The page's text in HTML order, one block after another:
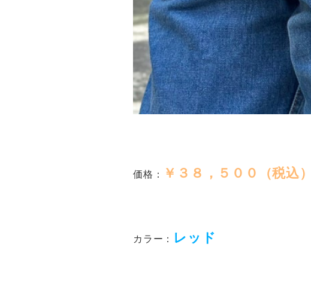
価格： ￥３８，５００（税込）
カラー： レッド